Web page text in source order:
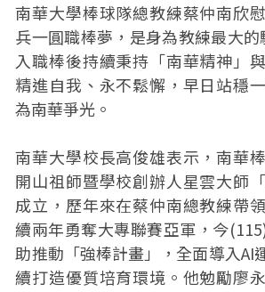
南華大學棒球隊總教練蔡仲南欣
兵一圓職棒夢，是身為教練最大
入職棒後持續秉持「南華精神」
精進自我、永不鬆懈，早日站穩
為南華爭光。
南華大學校長高俊雄表示，南華
開山祖師暨學校創辦人星雲大師
成立，歷年來在蔡仲南總教練帶
續兩年勇奪大專聯賽亞軍，今
助推動「強棒計畫」，全面導入AI
續打造優質培育環境。他勉勵廖